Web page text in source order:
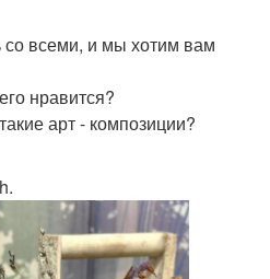
со всеми, и мы хотим вам
нравится?
арт - композиции?